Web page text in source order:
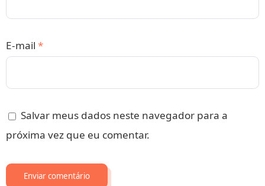
E-mail *
Salvar meus dados neste navegador para a
próxima vez que eu comentar.